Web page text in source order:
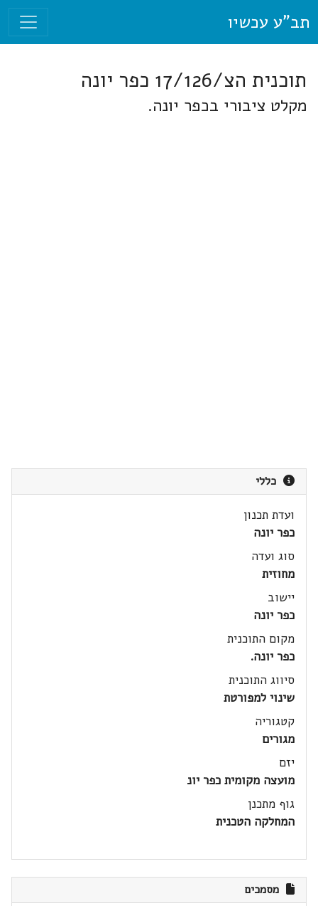
תב"ע עכשיו
תוכנית הצ/17/126 כפר יונה
מקלט ציבורי בכפר יונה.
כללי
ועדת תכנון
כפר יונה
סוג ועדה
מחוזית
יישוב
כפר יונה
מקום התוכנית
כפר יונה.
סיווג התוכנית
שינוי למפורטת
קטגוריה
מגורים
יזם
מועצה מקומית כפר יונ
גוף מתכנן
המחלקה הטכנית
מסמכים